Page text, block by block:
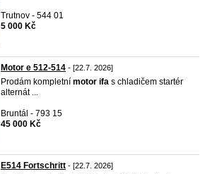
Trutnov - 544 01
5 000 Kč
Motor e 512-514 - [22.7. 2026]
Prodám kompletní motor ifa s chladičem startér
alternát ...
Bruntál - 793 15
45 000 Kč
E514 Fortschritt - [22.7. 2026]